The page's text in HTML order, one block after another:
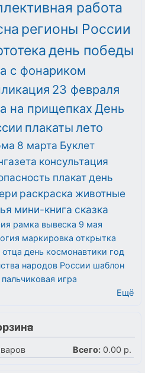
работа
регионы России
день победы
с фонариком
23 февраля
на прищепках День
плакаты лето
8 марта Буклет
консультация
плакатдень
раскраска животные
мини-книга сказка
рамка вывеска 9 мая
маркировка открытка
отца день космонавтики год
народов России шаблон
пальчиковая игра
Ещё
Всего: 0.00 р.